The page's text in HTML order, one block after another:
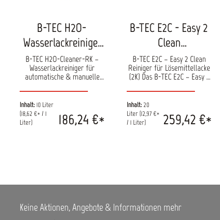
B-TEC H2O-
Wasserlackreiniger
Konzentrat
B-TEC H2O-Cleaner-RK –
Wasserlackreiniger für
automatische & manuelle
Wasserlackreinigung unter
fließendem Wasser lässt sich
deutlich reduzieren: Der B-
TEC H2O-Cleaner-RK wurde
angetrocknete Wasserlacke
werden. Der Reiniger wird
als wirtschaftliches
Inhalt: 10 Liter
(18,62 €* / 1
Liter)
186,24 €*
B-TEC E2C - Easy 2
Clean
Reinigungsmittel
für Lösemittellack
B-TEC E2C – Easy 2 Clean
Reiniger für Lösemittellacke
(2K) Das B-TEC E2C – Easy 2
Lack- und
Farbreinigungsmittel und die
praxisgerechte Alternative
zu leichtflüchtigen,
Lacksysteme wie Füller und
Lackierpistolen und
Inhalt:20
Liter(12,97 €*
/ 1 Liter)
259,42 €*
Keine Aktionen, Angebote & Informationen mehr